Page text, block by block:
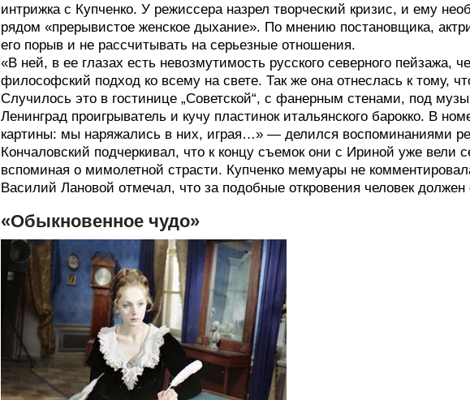
интрижка с Купченко. У режиссера назрел творческий кризис, и ему
рядом «прерывистое женское дыхание». По мнению постановщика,
его порыв и не рассчитывать на серьезные отношения.
«В ней, в ее глазах есть невозмутимость русского северного пейзажа,
философский подход ко всему на свете. Так же она отнеслась к тому,
Случилось это в гостинице „Советской“, с фанерным стенами, под
Ленинград проигрыватель и кучу пластинок итальянского барокко. В
картины: мы наряжались в них, играя…» — делился воспоминаниями
Кончаловский подчеркивал, что к концу съемок они с Ириной уже вели
вспоминая о мимолетной страсти. Купченко мемуары не
Василий Лановой отмечал, что за подобные откровения человек должен
«Обыкновенное чудо»